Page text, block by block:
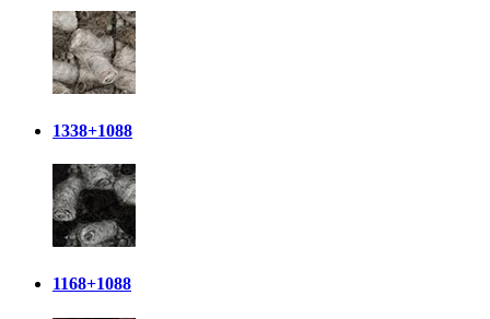
1338+1088
1168+1088